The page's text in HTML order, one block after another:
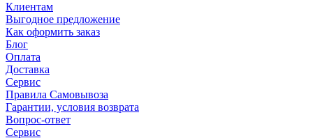
Клиентам
Выгодное предложение
Как оформить заказ
Блог
Оплата
Доставка
Сервис
Правила Самовывоза
Гарантии, условия возврата
Вопрос-ответ
Сервис